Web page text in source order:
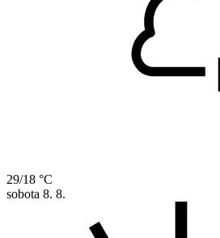
29/18 °C
sobota 8. 8.